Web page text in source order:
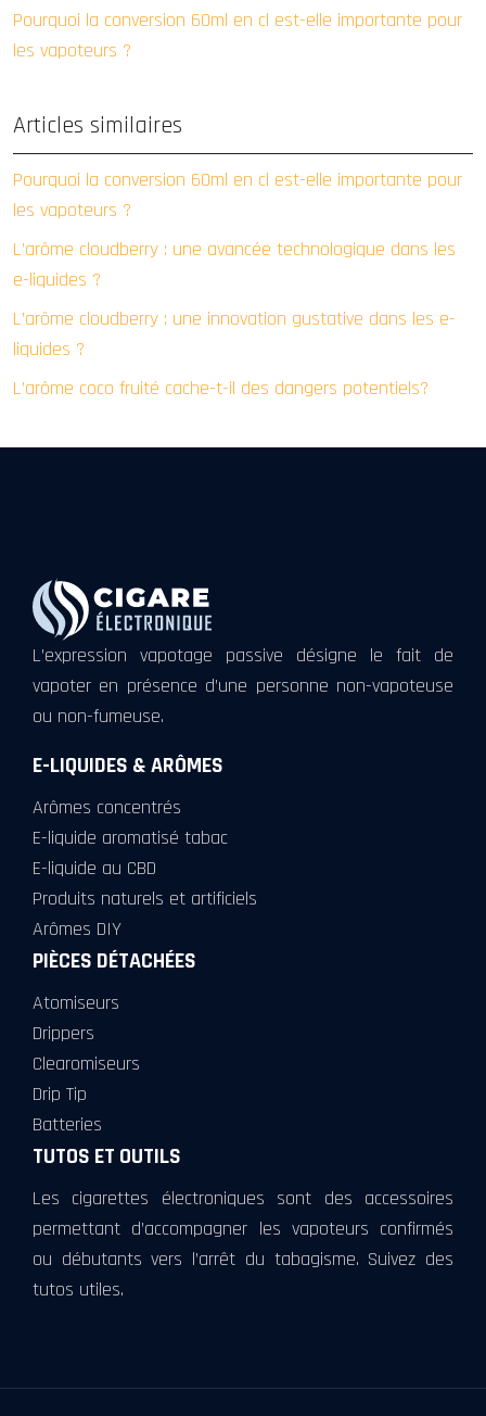
Pourquoi la conversion 60ml en cl est-elle importante pour
les vapoteurs ?
Articles similaires
Pourquoi la conversion 60ml en cl est-elle importante pour
les vapoteurs ?
L’arôme cloudberry : une avancée technologique dans les
e-liquides ?
L’arôme cloudberry : une innovation gustative dans les e-
liquides ?
L’arôme coco fruité cache-t-il des dangers potentiels?
L’expression vapotage passive désigne le fait de
vapoter en présence d’une personne non-vapoteuse
ou non-fumeuse.
E-LIQUIDES & ARÔMES
Arômes concentrés
E-liquide aromatisé tabac
E-liquide au CBD
Produits naturels et artificiels
Arômes DIY
PIÈCES DÉTACHÉES
Atomiseurs
Drippers
Clearomiseurs
Drip Tip
Batteries
TUTOS ET OUTILS
Les cigarettes électroniques sont des accessoires
permettant d’accompagner les vapoteurs confirmés
ou débutants vers l’arrêt du tabagisme. Suivez des
tutos utiles.